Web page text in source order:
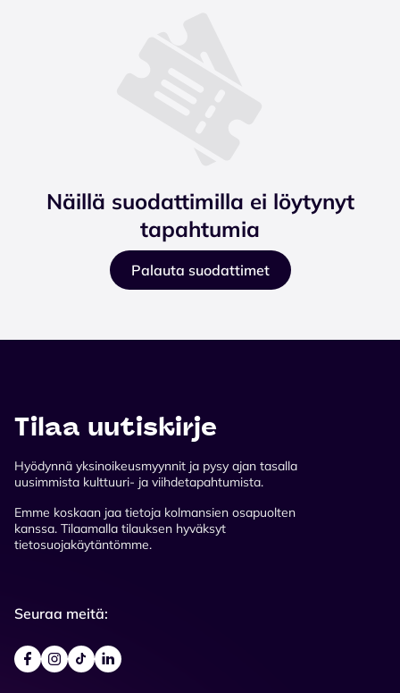
Näillä suodattimilla ei löytynyt
tapahtumia
Palauta suodattimet
Tilaa uutiskirje
Hyödynnä yksinoikeusmyynnit ja pysy ajan tasalla
uusimmista kulttuuri- ja viihdetapahtumista.
Emme koskaan jaa tietoja kolmansien osapuolten
kanssa. Tilaamalla tilauksen hyväksyt
tietosuojakäytäntömme.
Seuraa meitä: